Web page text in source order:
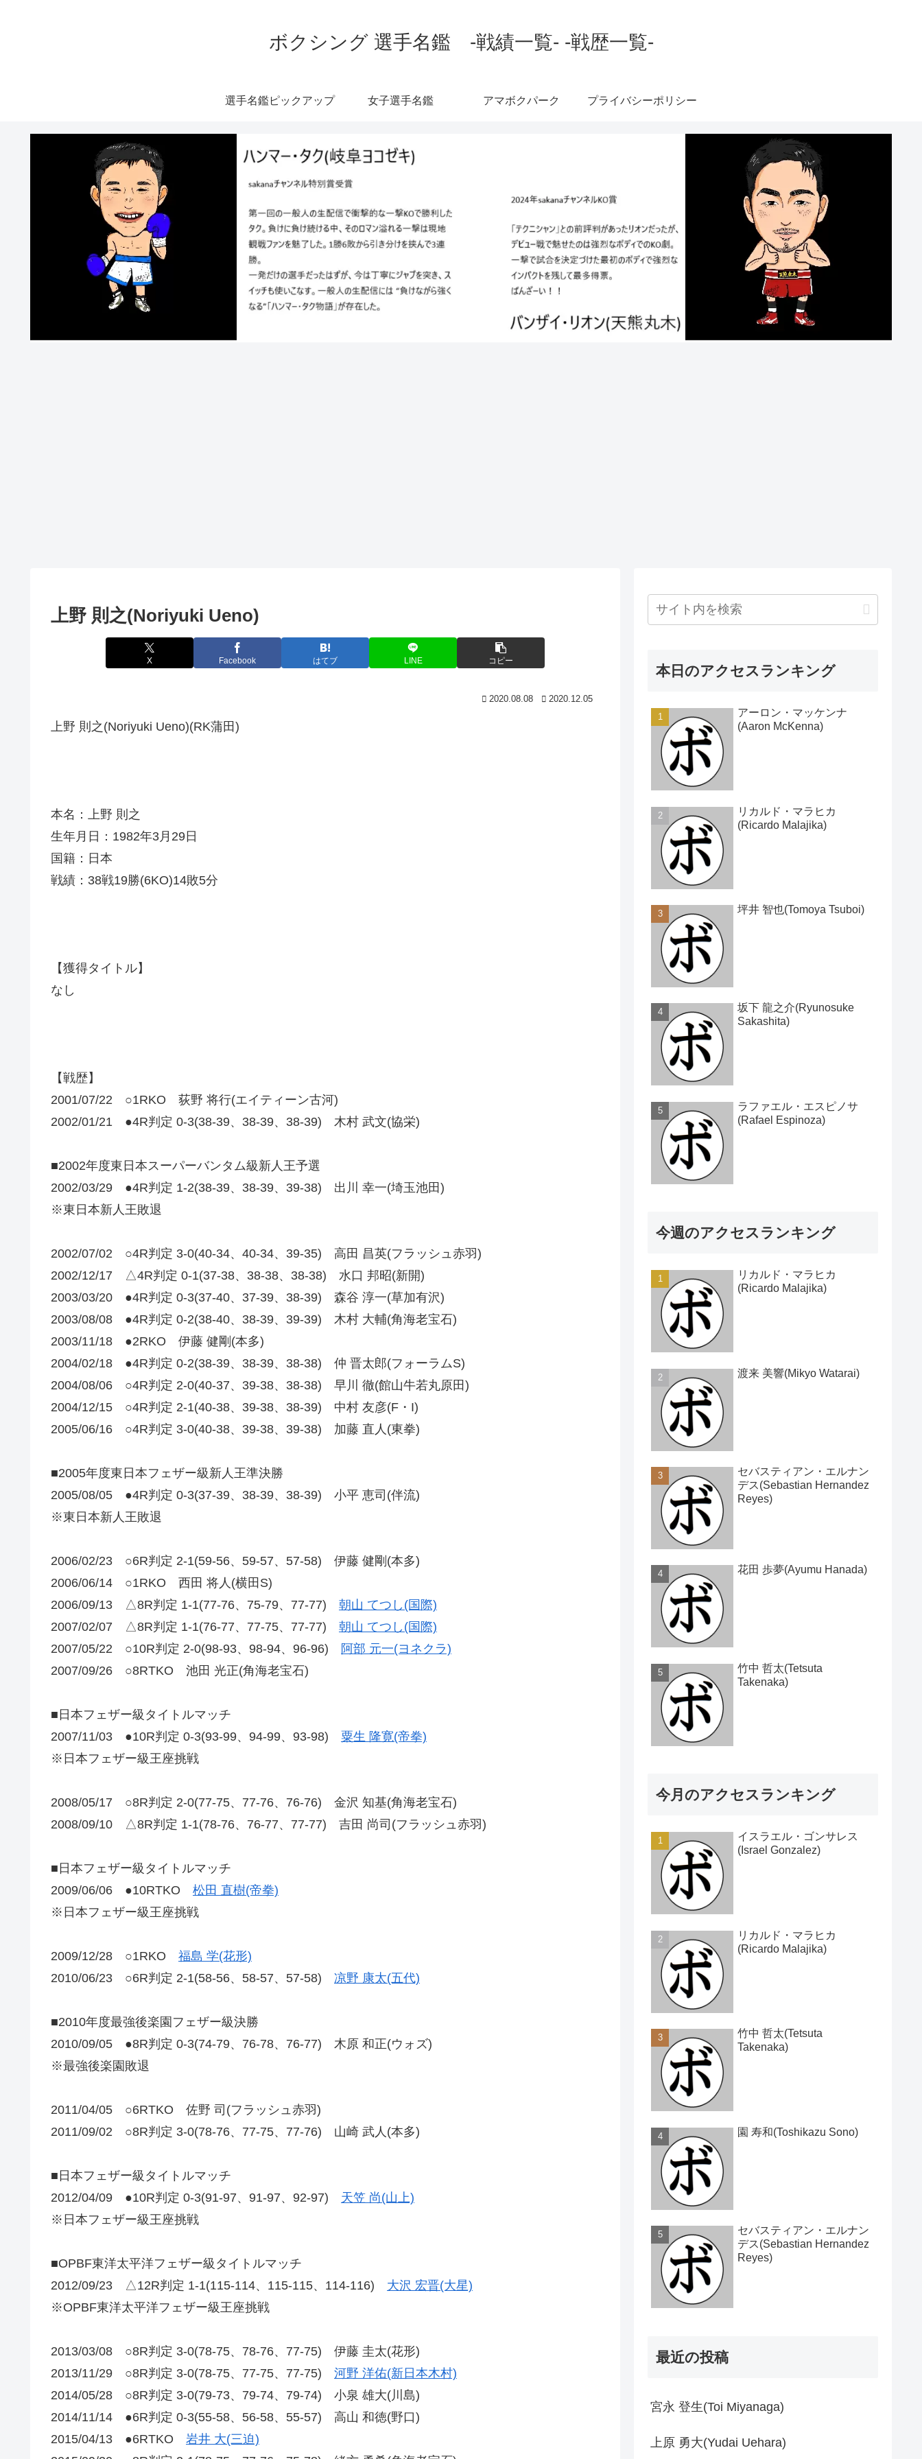
ボクシング 選手名鑑 -戦績一覧- -戦歴一覧-
選手名鑑ピックアップ 女子選手名鑑 アマボクパーク プライバシーポリシー
上野 則之(Noriyuki Ueno)
X Facebook はてブ LINE コピー
2020.08.08 2020.12.05
上野 則之(Noriyuki Ueno)(RK蒲田)
本名：上野 則之
生年月日：1982年3月29日
国籍：日本
戦績：38戦19勝(6KO)14敗5分
【獲得タイトル】
なし
【戦歴】
2001/07/22 ○1RKO 荻野 将行(エイティーン古河)
2002/01/21 ●4R判定 0-3(38-39、38-39、38-39) 木村 武文(協栄)
■2002年度東日本スーパーバンタム級新人王予選
2002/03/29 ●4R判定 1-2(38-39、38-39、39-38) 出川 幸一(埼玉池田)
※東日本新人王敗退
2002/07/02 ○4R判定 3-0(40-34、40-34、39-35) 高田 昌英(フラッシュ赤羽)
2002/12/17 △4R判定 0-1(37-38、38-38、38-38) 水口 邦昭(新開)
2003/03/20 ●4R判定 0-3(37-40、37-39、38-39) 森谷 淳一(草加有沢)
2003/08/08 ●4R判定 0-2(38-40、38-39、39-39) 木村 大輔(角海老宝石)
2003/11/18 ●2RKO 伊藤 健剛(本多)
2004/02/18 ●4R判定 0-2(38-39、38-39、38-38) 仲 晋太郎(フォーラムS)
2004/08/06 ○4R判定 2-0(40-37、39-38、38-38) 早川 徹(館山牛若丸原田)
2004/12/15 ○4R判定 2-1(40-38、39-38、38-39) 中村 友彦(F・I)
2005/06/16 ○4R判定 3-0(40-38、39-38、39-38) 加藤 直人(東拳)
■2005年度東日本フェザー級新人王準決勝
2005/08/05 ●4R判定 0-3(37-39、38-39、38-39) 小平 恵司(伴流)
※東日本新人王敗退
2006/02/23 ○6R判定 2-1(59-56、59-57、57-58) 伊藤 健剛(本多)
2006/06/14 ○1RKO 西田 将人(横田S)
2006/09/13 △8R判定 1-1(77-76、75-79、77-77) 朝山 てつし(国際)
2007/02/07 △8R判定 1-1(76-77、77-75、77-77) 朝山 てつし(国際)
2007/05/22 ○10R判定 2-0(98-93、98-94、96-96)
阿部 元一(ヨネクラ)
2007/09/26 ○8RTKO 池田 光正(角海老宝石)
■日本フェザー級タイトルマッチ
2007/11/03 ●10R判定 0-3(93-99、94-99、93-98) 粟生 隆寛(帝拳)
※日本フェザー級王座挑戦
2008/05/17 ○8R判定 2-0(77-75、77-76、76-76) 金沢 知基(角海老宝石)
2008/09/10 △8R判定 1-1(78-76、76-77、77-77) 吉田 尚司(フラッシュ赤羽)
■日本フェザー級タイトルマッチ
2009/06/06 ●10RTKO 松田 直樹(帝拳)
※日本フェザー級王座挑戦
2009/12/28 ○1RKO 福島 学(花形)
2010/06/23 ○6R判定 2-1(58-56、58-57、57-58) 凉野 康太(五代)
■2010年度最強後楽園フェザー級決勝
2010/09/05 ●8R判定 0-3(74-79、76-78、76-77) 木原 和正(ウォズ)
※最強後楽園敗退
2011/04/05 ○6RTKO 佐野 司(フラッシュ赤羽)
2011/09/02 ○8R判定 3-0(78-76、77-75、77-76) 山崎 武人(本多)
■日本フェザー級タイトルマッチ
2012/04/09 ●10R判定 0-3(91-97、91-97、92-97) 天笠 尚(山上)
※日本フェザー級王座挑戦
■OPBF東洋太平洋フェザー級タイトルマッチ
2012/09/23 △12R判定 1-1(115-114、115-115、114-116) 大沢 宏晋(大星)
※OPBF東洋太平洋フェザー級王座挑戦
2013/03/08 ○8R判定 3-0(78-75、78-76、77-75) 伊藤 圭太(花形)
2013/11/29 ○8R判定 3-0(78-75、77-75、77-75) 河野 洋佑(新日本木村)
2014/05/28 ○8R判定 3-0(79-73、79-74、79-74) 小泉 雄大(川島)
2014/11/14 ●6R判定 0-3(55-58、56-58、55-57) 高山 和徳(野口)
2015/04/13 ●6RTKO 岩井 大(三迫)
本日のアクセスランキング
アーロン・マッケンナ
(Aaron McKenna)
リカルド・マラヒカ
(Ricardo Malajika)
坪井 智也(Tomoya Tsuboi)
坂下 龍之介(Ryunosuke
Sakashita)
ラファエル・エスピノサ
(Rafael Espinoza)
今週のアクセスランキング
リカルド・マラヒカ
(Ricardo Malajika)
渡来 美響(Mikyo Watarai)
セバスティアン・エルナン
デス(Sebastian Hernandez
Reyes)
花田 歩夢(Ayumu Hanada)
竹中 哲太(Tetsuta
Takenaka)
今月のアクセスランキング
イスラエル・ゴンサレス
(Israel Gonzalez)
リカルド・マラヒカ
(Ricardo Malajika)
竹中 哲太(Tetsuta
Takenaka)
園 寿和(Toshikazu Sono)
セバスティアン・エルナン
デス(Sebastian Hernandez
Reyes)
最近の投稿
宮永 登生(Toi Miyanaga)
上原 勇大(Yudai Uehara)